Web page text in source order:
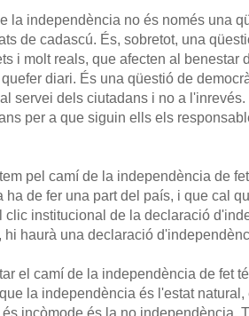
la independència no és només una
de cadascú. És, sobretot, una
i molt reals, que afecten al benestar
diari. És una qüestió de
servei dels ciutadans i no a
per a que siguin ells els
pel camí de la independència de
ha de fer una part del país, i que cal
clic institucional de la declaració
hi haurà una declaració
el camí de la independència de fet
la independència és l'estat
incòmode és la no independència.